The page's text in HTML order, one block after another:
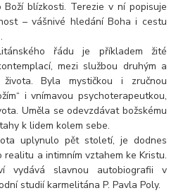
blízkosti. Terezie v ní popisuje
– vášnivé hledání Boha i cestu
řádu je příkladem žité
mezi službou druhým a
Byla mystičkou i zručnou
i vnímavou psychoterapeutkou,
Uměla se odevzdávat božskému
k lidem kolem sebe.
uplynulo pět století, je dodnes
realitu a intimním vztahem ke Kristu.
vydává slavnou autobiografii v
studií karmelitána P. Pavla Poly.